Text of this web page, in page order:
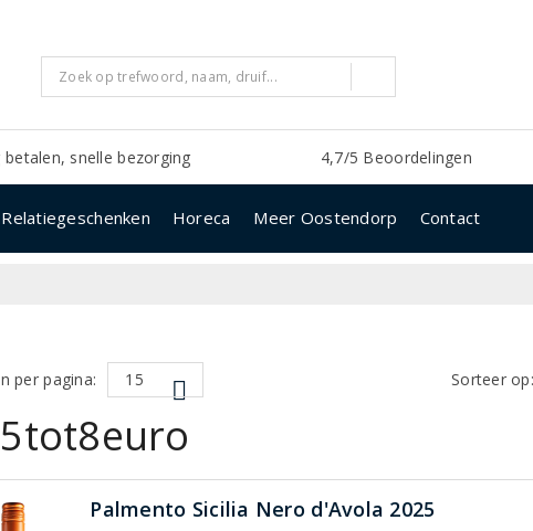
betalen, snelle bezorging 4,7/5 Beoordelingen
Relatiegeschenken Horeca Meer Oostendorp Contact
per pagina:
Sorteer op:
Palmento Sicilia Nero d'Avola 2025